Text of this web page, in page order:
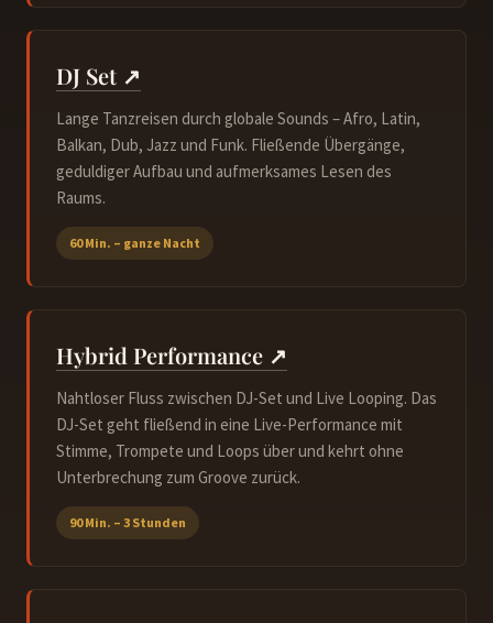
DJ Set ↗
Lange Tanzreisen durch globale Sounds – Afro, Latin,
Balkan, Dub, Jazz und Funk. Fließende Übergänge,
geduldiger Aufbau und aufmerksames Lesen des
Raums.
60 Min. – ganze Nacht
Hybrid Performance ↗
Nahtloser Fluss zwischen DJ-Set und Live Looping. Das
DJ-Set geht fließend in eine Live-Performance mit
Stimme, Trompete und Loops über und kehrt ohne
Unterbrechung zum Groove zurück.
90 Min. – 3 Stunden